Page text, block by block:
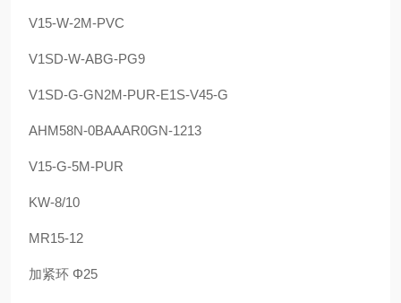
V15-W-2M-PVC
V1SD-W-ABG-PG9
V1SD-G-GN2M-PUR-E1S-V45-G
AHM58N-0BAAAR0GN-1213
V15-G-5M-PUR
KW-8/10
MR15-12
加紧环 Φ25